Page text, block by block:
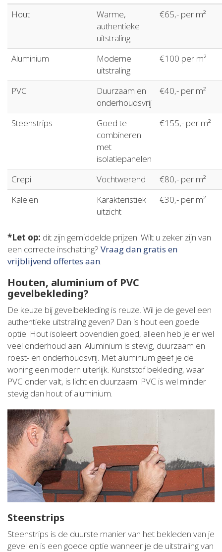
Hout
Warme,
authentieke
uitstraling
€65,- per m²
Aluminium
Moderne
uitstraling
€100 per m²
PVC
Duurzaam en
onderhoudsvrij
€40,- per m²
Steenstrips
Goed te
combineren
met
isolatiepanelen
€155,- per m²
Crepi Vochtwerend
€80,- per m²
Kaleien
Karakteristiek
uitzicht
€30,- per m²
*Let op: dit zijn gemiddelde prijzen. Wilt u zeker zijn van
een correcte inschatting? Vraag dan gratis en
vrijblijvend offertes aan.
Houten, aluminium of PVC
gevelbekleding?
De keuze bij gevelbekleding is reuze. Wil je de gevel een
authentieke uitstraling geven? Dan is hout een goede
optie. Hout isoleert bovendien goed, alleen heb je er wel
veel onderhoud aan. Aluminium is stevig, duurzaam en
roest- en onderhoudsvrij. Met aluminium geef je de
woning een modern uiterlijk. Kunststof bekleding, waar
PVC onder valt, is licht en duurzaam. PVC is wel minder
stevig dan hout of aluminium.
Steenstrips
Steenstrips is de duurste manier van het bekleden van je
gevel en is een goede optie wanneer je de uitstraling van